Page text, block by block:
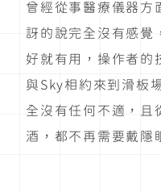
曾經從事醫療儀器方
訝的說完全沒有感覺
好就有用，操作者的
與Sky相約來到滑板
全沒有任何不適，且
酒，都不再需要戴隱